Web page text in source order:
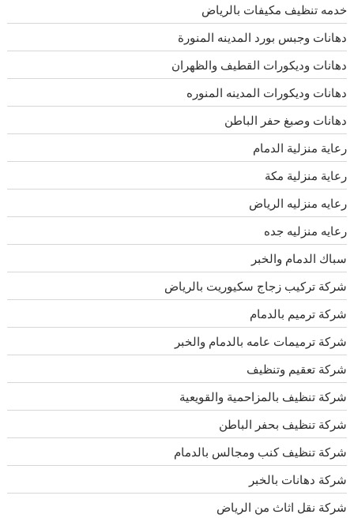
خدمه تنظيف مكيفات بالرياض
دهانات وجبس بورد المدينه المنورة
دهانات وديكورات القطيف والظهران
دهانات وديكورات المدينه المنوره
دهانات وصبغ حفر الباطن
رعاية منزلية الدمام
رعاية منزلية مكة
رعايه منزليه الرياض
رعايه منزليه جده
سباك الدمام والخبر
شركة تركيب زجاج سكيوريت بالرياض
شركة ترميم بالدمام
شركة ترميمات عامه بالدمام والخبر
شركة تعقيم وتنظيف
شركة تنظيف بالمزاحمية والقويعية
شركة تنظيف بحفر الباطن
شركة تنظيف كنب ومجالس بالدمام
شركة دهانات بالخبر
شركة نقل اثاث من الرياض